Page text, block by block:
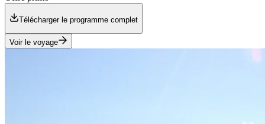
Télécharger le programme complet
Voir le voyage